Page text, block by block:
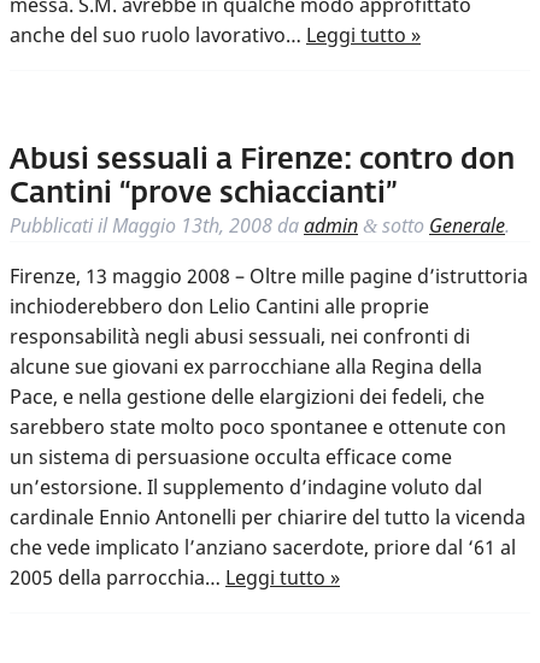
messa. S.M. avrebbe in qualche modo approfittato
anche del suo ruolo lavorativo… Leggi tutto »
Abusi sessuali a Firenze: contro don
Cantini “prove schiaccianti”
Pubblicati ilMaggio 13th, 2008 daadmin & sotto Generale.
Firenze, 13 maggio 2008 – Oltre mille pagine d’istruttoria
inchioderebbero don Lelio Cantini alle proprie
responsabilità negli abusi sessuali, nei confronti di
alcune sue giovani ex parrocchiane alla Regina della
Pace, e nella gestione delle elargizioni dei fedeli, che
sarebbero state molto poco spontanee e ottenute con
un sistema di persuasione occulta efficace come
un’estorsione. Il supplemento d’indagine voluto dal
cardinale Ennio Antonelli per chiarire del tutto la vicenda
che vede implicato l’anziano sacerdote, priore dal ‘61 al
2005 della parrocchia… Leggi tutto »